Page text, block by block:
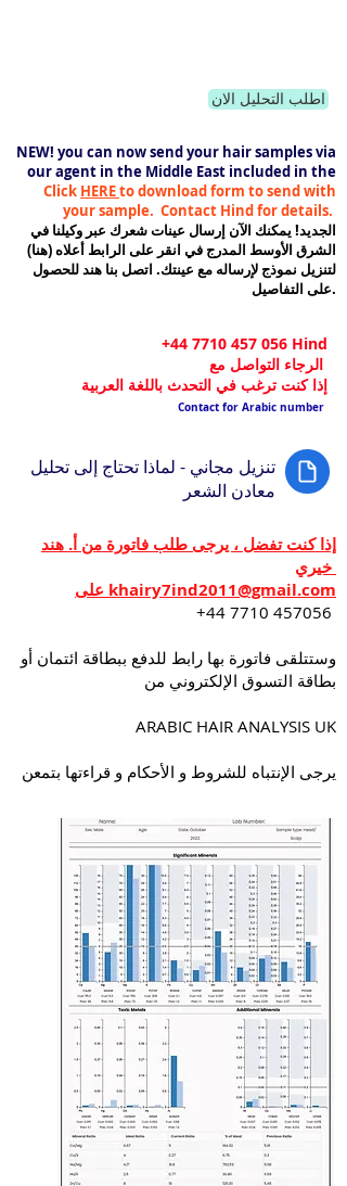
اطلب التحليل الان
NEW! you can now send your hair samples via
our agent in the Middle East included in the
Click HEREto download form to send with
your sample. Contact Hind for details.
الجديد! يمكنك الآن إرسال عينات شعرك عبر وكيلنا في
الشرق الأوسط المدرج في انقر على الرابط أعلاه (هنا)
لتنزيل نموذج لإرساله مع عينتك. اتصل بنا هند للحصول
على التفاصيل.
+44 7710 457 056 Hind
إذا كنت ترغب في التحدث باللغة العربية
Contact for Arabic number
تنزيل مجاني - لماذا تحتاج إلى تحليل
معادن الشعر
إذا كنت تفضل ، يرجى طلب فاتورة من أ. هند
على khairy7ind2011@gmail.com
+44 7710 457056
وستتلقى فاتورة بها رابط للدفع ببطاقة ائتمان أو
بطاقة التسوق الإلكتروني من
ARABIC HAIR ANALYSIS UK
يرجى الإنتباه للشروط و الأحكام و قراءتها بتمعن